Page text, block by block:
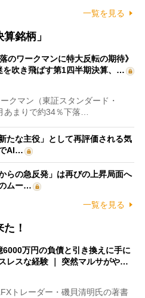
一覧を見る
銘柄」
のワークマンに特大反転の期待》
を吹き飛ばす第1四半期決算、…
クマン（東証スタンダード・
あまりで約34％下落…
たな主役」として再評価される気
AI…
らの急反発」は再びの上昇局面へ
ムー…
一覧を見る
！
6000万円の負債と引き換えに手に
レスな経験 ｜ 突然マルサがや…
トレーダー・磯貝清明氏の著書